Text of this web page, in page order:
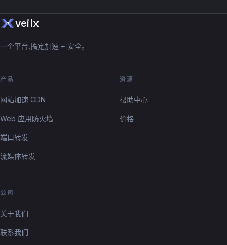
veilx
一个平台,搞定加速 + 安全。
产品
网站加速 CDN
Web 应用防火墙
端口转发
流媒体转发
资源
帮助中心
价格
公司
关于我们
联系我们